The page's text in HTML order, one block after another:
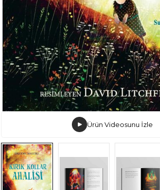
Ürün Videosunu İzle